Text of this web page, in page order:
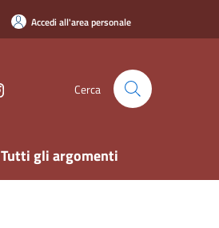
Accedi all'area personale
Cerca
Tutti gli argomenti